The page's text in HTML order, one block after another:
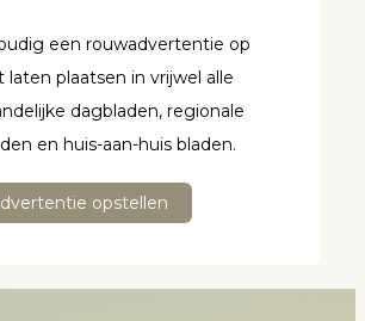
een rouwadvertentie op
laten plaatsen in vrijwel alle
dagbladen, regionale
en huis-aan-huis bladen.
opstellen